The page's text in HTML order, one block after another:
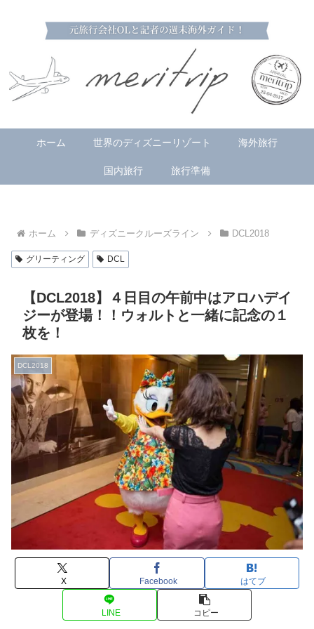
ホーム 世界のディズニーリゾート 海外旅行
国内旅行 旅行準備
ホーム ディズニークルーズライン DCL2018
グリーティング DCL
【DCL2018】４日目の午前中はアロハデイ
ジーが登場！！ウォルトと一緒に記念の１
枚を！
DCL2018
X Facebook はてブ
LINE コピー